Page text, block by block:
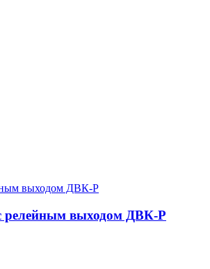
релейным выходом ДВК-Р